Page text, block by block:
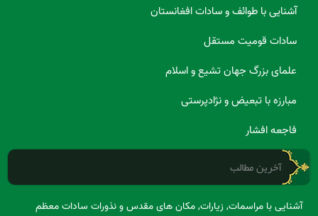
آشنایی با طوائف و سادات افغانستان
سادات قومیت مستقل
علمای بزرگ جهان تشیع و اسلام
مبارزه با تبعیض و نژادپرستی
فاجعه افشار
آخرین مطالب
آشنایی با مراسمات, زیارات, مکان های مقدس و نذورات سادات معظم